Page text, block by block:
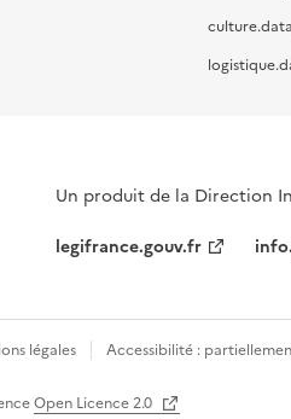
Un produit de la Direction
legifrance.gouv.fr
légales Accessibilité :
Open Licence 2.0